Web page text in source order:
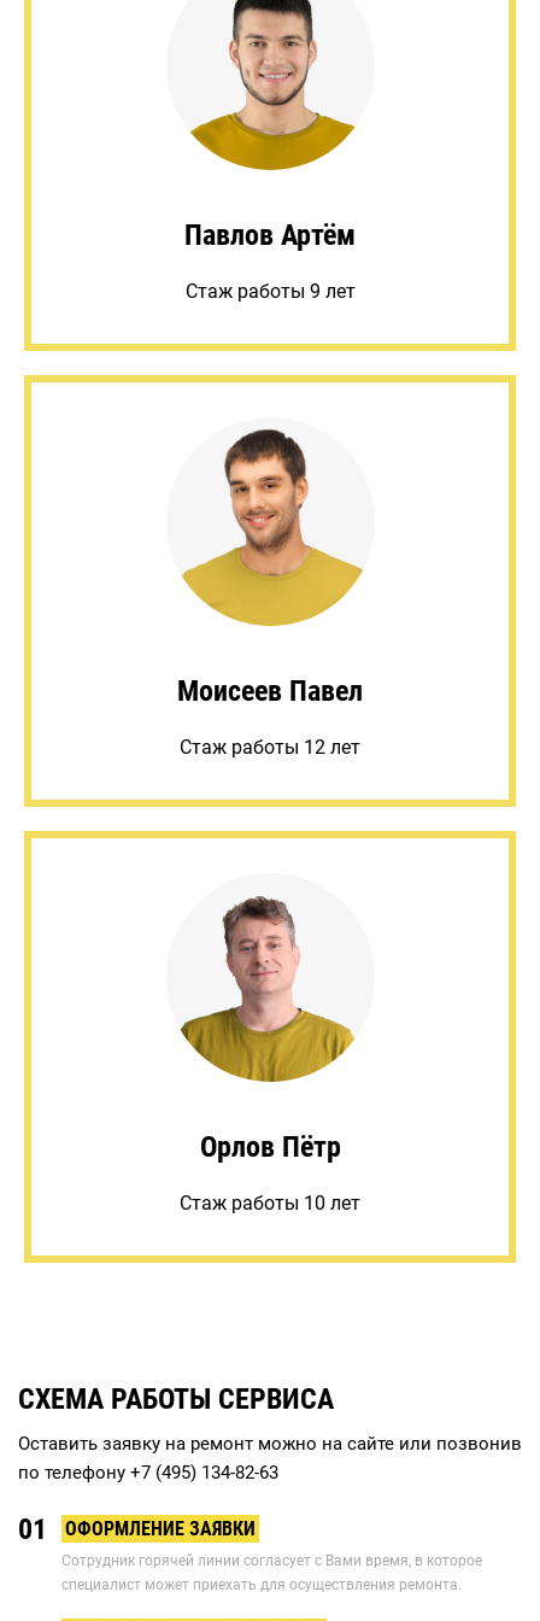
Павлов Артём
Стаж работы 9 лет
Моисеев Павел
Стаж работы 12 лет
Орлов Пётр
Стаж работы 10 лет
СХЕМА РАБОТЫ СЕРВИСА
Оставить заявку на ремонт можно на сайте или позвонив
по телефону +7 (495) 134-82-63
01 ОФОРМЛЕНИЕ ЗАЯВКИ
Сотрудник горячей линии согласует с Вами время, в которое
специалист может приехать для осуществления ремонта.